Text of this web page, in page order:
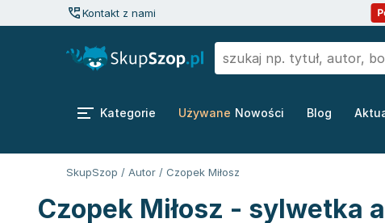
Kontakt z nami
Kategorie Używane Nowości Blog
SkupSzop / Autor / Czopek Miłosz
Czopek Miłosz - sylwetka